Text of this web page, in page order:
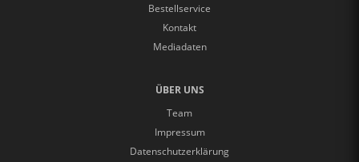
Bestellservice
Kontakt
Mediadaten
ÜBER UNS
Team
Impressum
Datenschutzerklärung